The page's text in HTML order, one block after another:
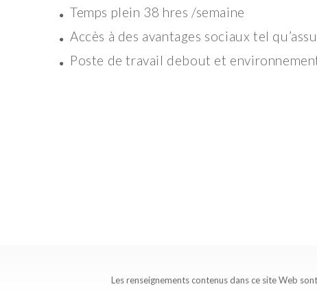
Temps plein 38 hres /semaine
Accès à des avantages sociaux tel
Poste de travail debout et
Les renseignements contenus dans ce site Web